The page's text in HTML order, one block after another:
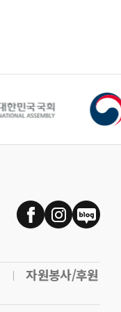
자원봉사/후원